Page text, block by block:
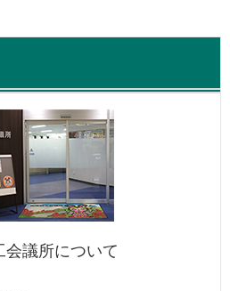
会議所について